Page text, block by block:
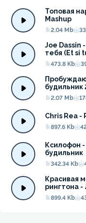
Топовая
Mashup
2.04 Mb
Joe Dassin
тебя (Et si
473.8 Kb
будильник
2.07 Mb
Chris Rea -
897.6 Kb
Ксилофон
будильник
342.34 Kb
Красивая
рингтона -
899.4 Kb